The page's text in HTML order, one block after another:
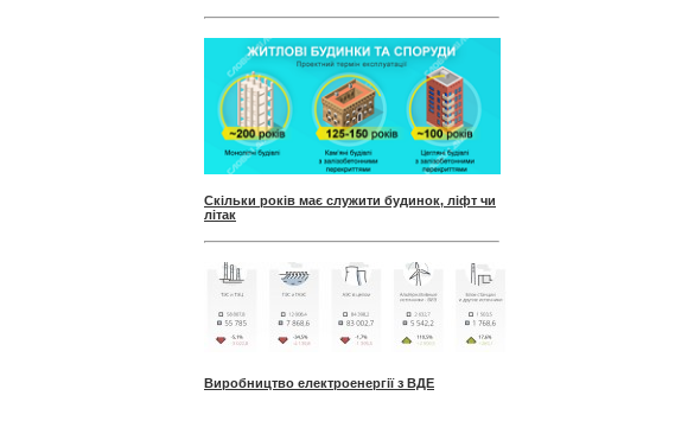
Скільки років має служити будинок, ліфт чи
літак
Виробництво електроенергії з ВДЕ